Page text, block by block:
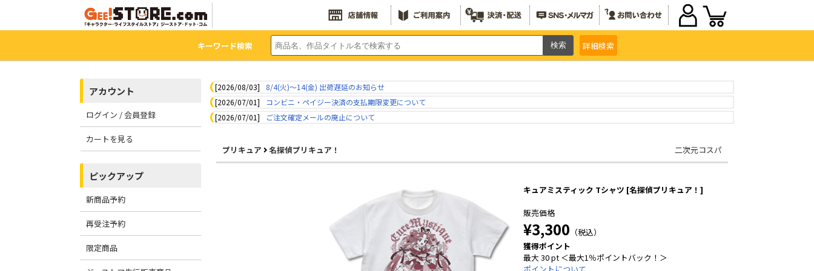
キーワード検索 詳細検索
アカウント
ログイン / 会員登録
カートを見る
ピックアップ
新商品予約
再受注予約
限定商品
[2026/08/03]
8/4(火)～14(金) 出荷遅延のお知らせ
[2026/07/01]
コンビニ・ペイジー決済の支払期限変更について
[2026/07/01]
ご注文確定メールの廃止について
プリキュア 名探偵プリキュア！ 二次元コスパ
キュアミスティック Tシャツ [名探偵プリキュア！]
販売価格
¥3,300 （税込）
獲得ポイント
最大 30 pt ＜最大1％ポイントバック！＞